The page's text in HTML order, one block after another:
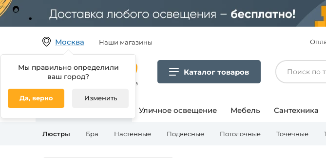
Москва
Мы правильно определили
ваш город?
Да, верно Изменить
Наши магазины
Гипермаркет товаров для дома
Каталог товаров
Освещение для дома Уличное освещение Мебель Сантехника
Люстры Бра Настенные Подвесные Потолочные Точечные